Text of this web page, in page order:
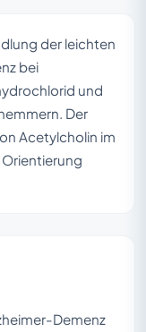
der leichten
bei
und
Der
Acetylcholin im
Demenz